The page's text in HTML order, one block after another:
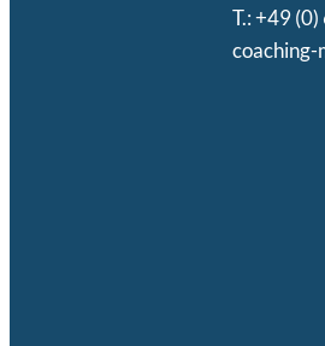
T.: +49
coaching-